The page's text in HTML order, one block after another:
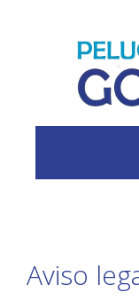
Aviso